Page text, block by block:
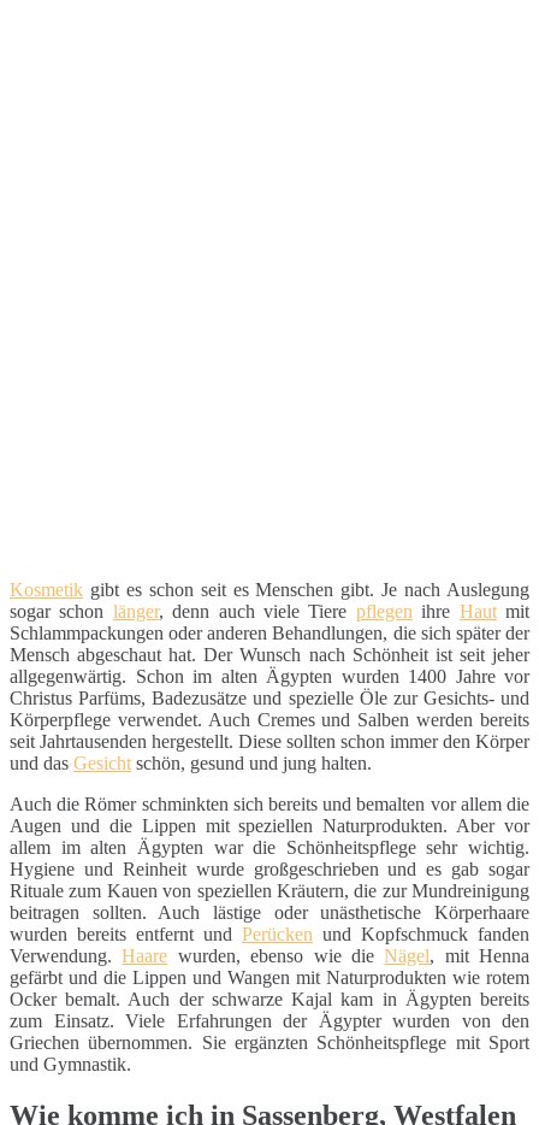
Kosmetik gibt es schon seit es Menschen gibt. Je nach Auslegung
sogar schon länger, denn auch viele Tiere pflegen ihre Hautmit
Schlammpackungen oder anderen Behandlungen, die sich später der
Mensch abgeschaut hat. Der Wunsch nach Schönheit ist seit jeher
allgegenwärtig. Schon im alten Ägypten wurden 1400 Jahre vor
Christus Parfüms, Badezusätze und spezielle Öle zur Gesichts- und
Körperpflege verwendet. Auch Cremes und Salben werden bereits
seit Jahrtausenden hergestellt. Diese sollten schon immer den Körper
und das Gesicht schön, gesund und jung halten.
Auch die Römer schminkten sich bereits und bemalten vor allem die
Augen und die Lippen mit speziellen Naturprodukten. Aber vor
allem im alten Ägypten war die Schönheitspflege sehr wichtig.
Hygiene und Reinheit wurde großgeschrieben und es gab sogar
Rituale zum Kauen von speziellen Kräutern, die zur Mundreinigung
beitragen sollten. Auch lästige oder unästhetische Körperhaare
wurden bereits entfernt und Perücken und Kopfschmuck fanden
Verwendung.Haare wurden, ebenso wie dieNägel, mit Henna
gefärbt und die Lippen und Wangen mit Naturprodukten wie rotem
Ocker bemalt. Auch der schwarze Kajal kam in Ägypten bereits
zum Einsatz. Viele Erfahrungen der Ägypter wurden von den
Griechen übernommen. Sie ergänzten Schönheitspflege mit Sport
und Gymnastik.
Wie komme ich in Sassenberg, Westfalen